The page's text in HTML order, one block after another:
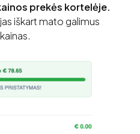
prekės kortelėje.
iškart mato galimus